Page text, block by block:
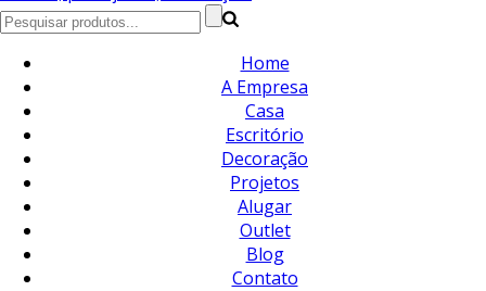
Home
A Empresa
Casa
Escritório
Decoração
Projetos
Alugar
Outlet
Blog
Contato